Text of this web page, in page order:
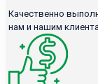
Качественно
нам и нашим